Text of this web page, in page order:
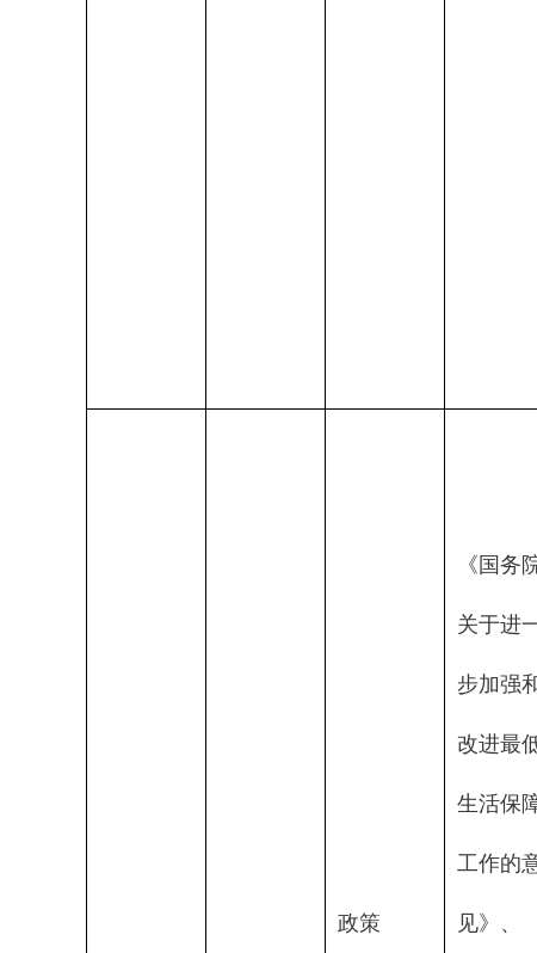
政策
《国务
关于进
步加强
改进最
生活保
工作的
见》、